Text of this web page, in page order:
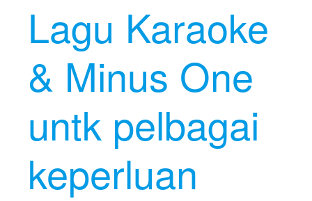
Lagu Karaoke
& Minus One
untk pelbagai
keperluan